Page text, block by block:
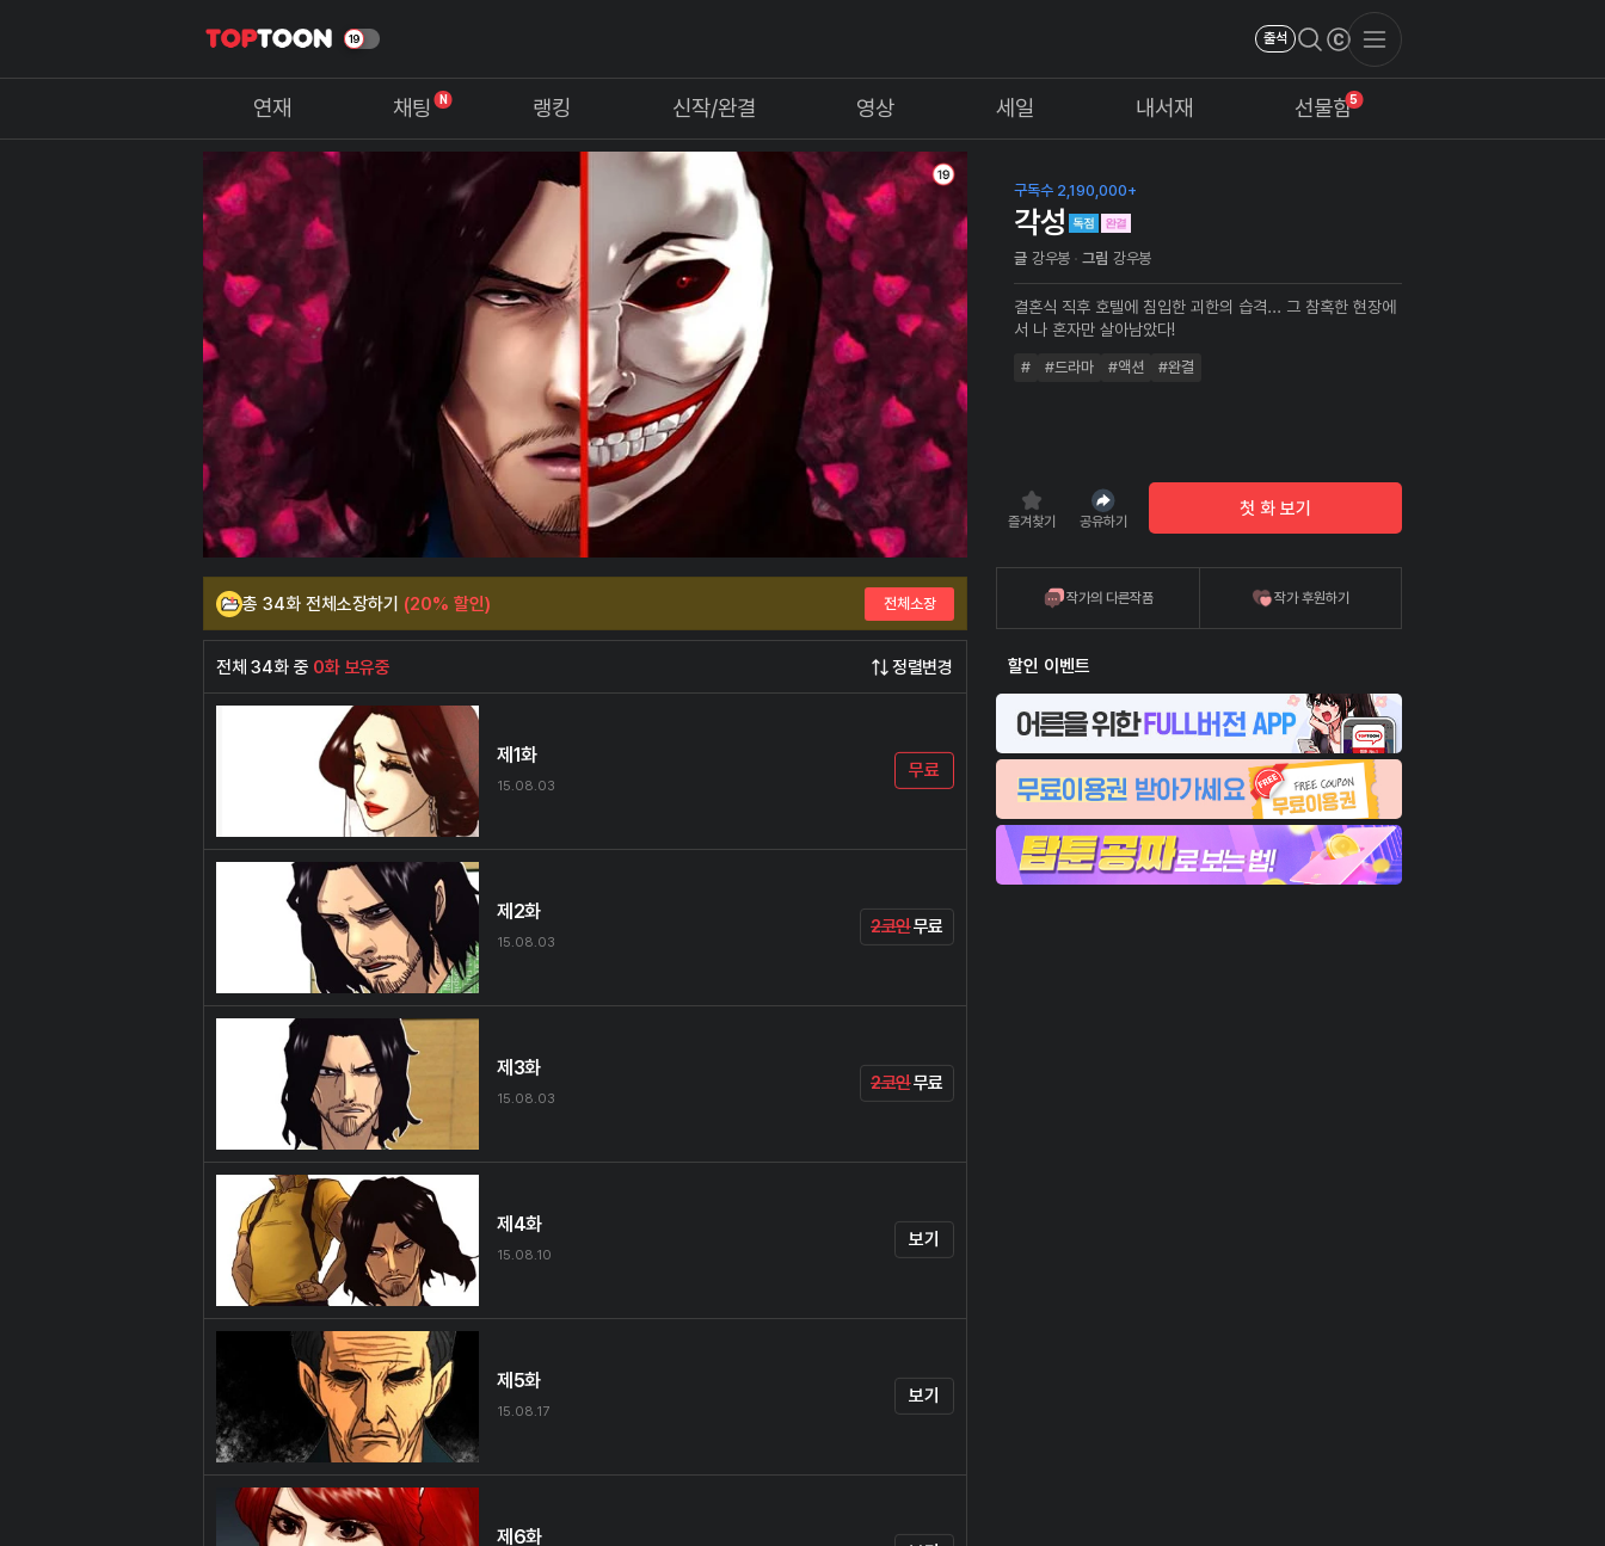
출석
연재 채팅 N 랭킹 신작/완결 영상 세일 내서재 5
선물함
구독수 2,190,000+
각성
글 강우봉 그림 강우봉
결혼식 직후 호텔에 침입한 괴한의 습격... 그 참혹한 현장에
서 나 혼자만 살아남았다!
# #드라마 #액션 #완결
즐겨찾기 공유하기
첫 화 보기
작가의 다른작품 작가 후원하기
할인 이벤트
총 34화 전체소장하기 (20% 할인) 전체소장
전체 34화 중 0화 보유중 정렬변경
제1화
15.08.03
무료
제2화
15.08.03
2코인무료
제3화
15.08.03
2코인무료
제4화
15.08.10
보기
제5화
15.08.17
보기
제6화